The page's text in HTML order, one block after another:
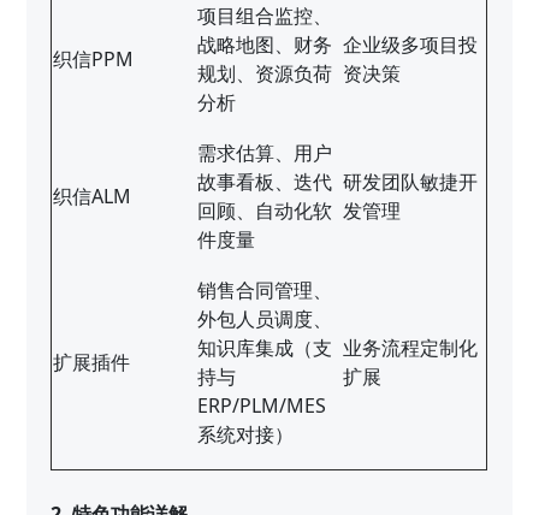
织信PPM
项目组合监控、
战略地图、财务
规划、资源负荷
分析
企业级多项目投
资决策
织信ALM
需求估算、用户
故事看板、迭代
回顾、自动化软
件度量
研发团队敏捷开
发管理
扩展插件
销售合同管理、
外包人员调度、
知识库集成（支
持与
ERP/PLM/MES
系统对接）
业务流程定制化
扩展